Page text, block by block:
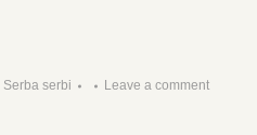
Serba serbi Leave a comment